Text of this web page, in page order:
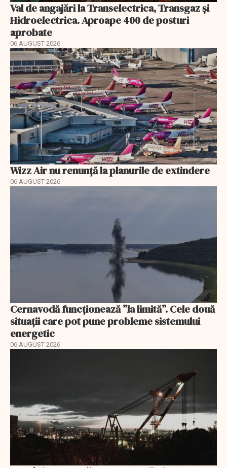
Val de angajări la Transelectrica, Transgaz și
Hidroelectrica. Aproape 400 de posturi
aprobate
06 AUGUST 2026
Wizz Air nu renunță la planurile de extindere
06 AUGUST 2026
Cernavodă funcționează ”la limită”. Cele două
situații care pot pune probleme sistemului
energetic
06 AUGUST 2026